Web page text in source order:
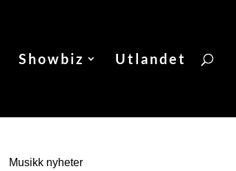
Showbiz Utlandet
Musikk nyheter